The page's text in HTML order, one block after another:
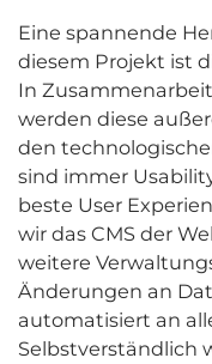
Eine spannende
diesem Projekt ist
In
werden diese
den
sind immer
beste User
wir das CMS der
weitere
Änderungen an
automatisiert an
Selbstverständlich